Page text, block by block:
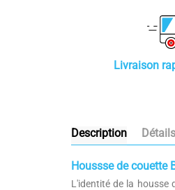
Livraison
Description
Houssse de couette
L'identité de la housse